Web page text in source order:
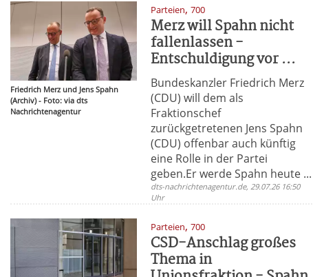
Friedrich Merz und Jens Spahn
(Archiv) - Foto: via dts
Nachrichtenagentur
Parteien,700
Merz will Spahn nicht
fallenlassen -
Entschuldigung vor ...
Bundeskanzler Friedrich Merz
(CDU) will dem als
Fraktionschef
zurückgetretenen Jens Spahn
(CDU) offenbar auch künftig
eine Rolle in der Partei
geben.Er werde Spahn heute ...
dts-nachrichtenagentur.de, 29.07.26 16:50
Uhr
Parteien,700
CSD-Anschlag großes
Thema in